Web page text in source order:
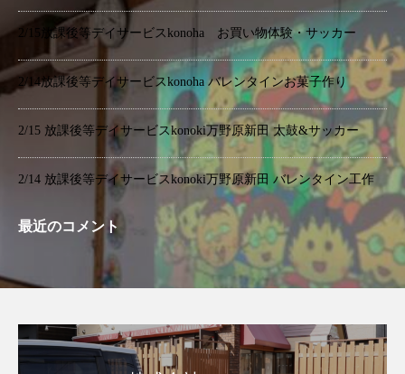
2/15放課後等デイサービスkonoha お買い物体験・サッカー
2/14放課後等デイサービスkonoha バレンタインお菓子作り
2/15 放課後等デイサービスkonoki万野原新田 太鼓&サッカー
2/14 放課後等デイサービスkonoki万野原新田 バレンタイン工作
最近のコメント